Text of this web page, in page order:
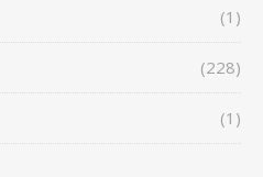
(1)
(228)
(1)